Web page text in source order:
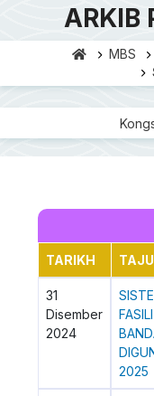
ARKIB
MBS
TARIKH
31
Disember
2024
2025